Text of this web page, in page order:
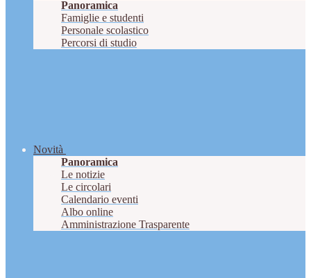
Panoramica
Famiglie e studenti
Personale scolastico
Percorsi di studio
Novità
Panoramica
Le notizie
Le circolari
Calendario eventi
Albo online
Amministrazione Trasparente